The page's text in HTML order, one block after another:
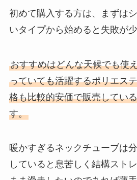
初めて購入する方は、まずは
いタイプから始めると失敗が少
おすすめはどんな天候でも使
っていても活躍するポリエス
格も比較的安価で販売してい
す。
暖かすぎるネックチューブは
していると息苦しく結構スト